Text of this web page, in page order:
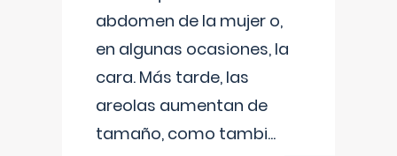
abdomen de la mujer o,
en algunas ocasiones, la
cara. Más tarde, las
areolas aumentan de
tamaño, como tambi...